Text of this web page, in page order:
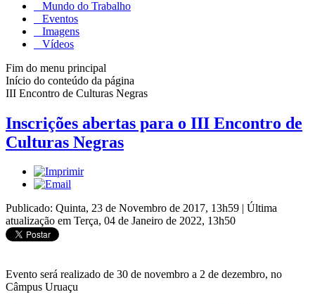
Mundo do Trabalho
Eventos
Imagens
Vídeos
Fim do menu principal
Início do conteúdo da página
III Encontro de Culturas Negras
Inscrições abertas para o III Encontro de
Culturas Negras
Publicado: Quinta, 23 de Novembro de 2017, 13h59 | Última
atualização em Terça, 04 de Janeiro de 2022, 13h50
Evento será realizado de 30 de novembro a 2 de dezembro, no
Câmpus Uruaçu